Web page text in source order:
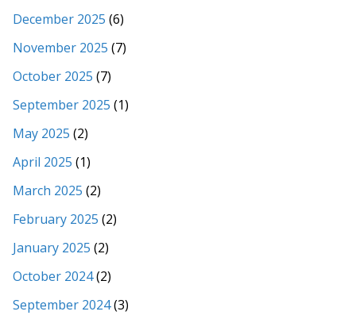
December 2025 (6)
November 2025 (7)
October 2025 (7)
September 2025 (1)
May 2025 (2)
April 2025 (1)
March 2025 (2)
February 2025 (2)
January 2025 (2)
October 2024(2)
September 2024(3)